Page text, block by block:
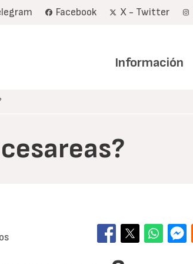
Facebook X - Twitter
Información